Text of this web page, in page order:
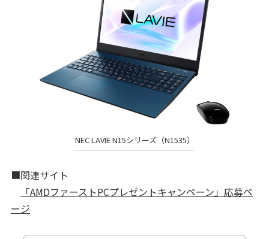
NEC LAVIE N15シリーズ（N1535）
■関連サイト
「AMDファーストPCプレゼントキャンペーン」応募ペ
ージ